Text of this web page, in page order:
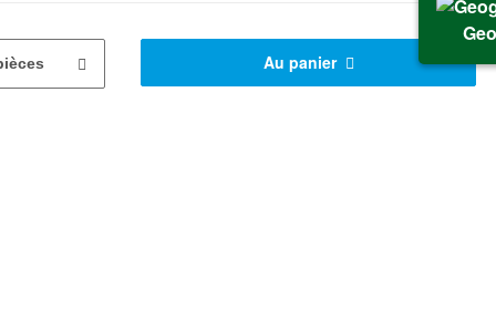
Au panier